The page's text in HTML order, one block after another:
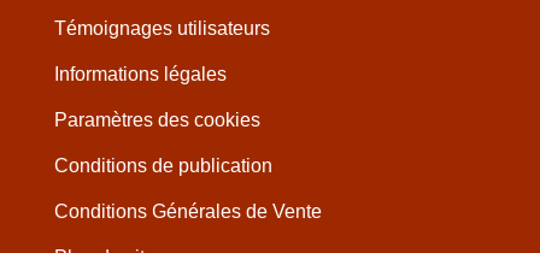
Témoignages utilisateurs
Informations légales
Paramètres des cookies
Conditions de publication
Conditions Générales de Vente